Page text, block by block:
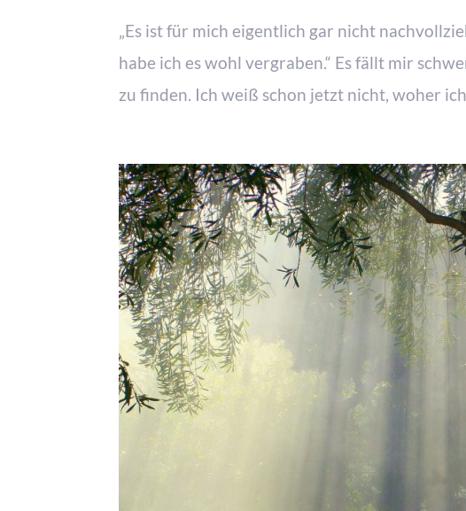
„Es ist für mich eigentlich gar nicht
habe ich es wohl vergraben.“ Es fällt mir
zu finden. Ich weiß schon jetzt nicht, woher